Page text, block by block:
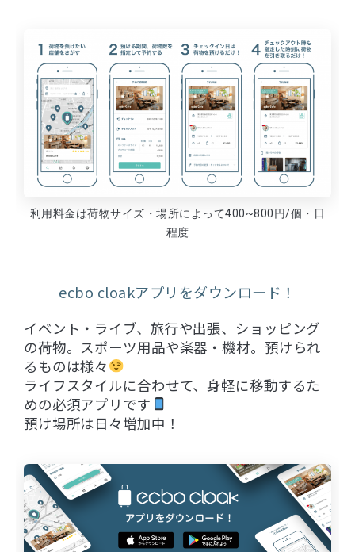
利用料金は荷物サイズ・場所によって400~800円/個・日
程度
ecbo cloakアプリをダウンロード！
イベント・ライブ、旅行や出張、ショッピング
の荷物。スポーツ用品や楽器・機材。預けられ
るものは様々
ライフスタイルに合わせて、身軽に移動するた
めの必須アプリです
預け場所は日々増加中！